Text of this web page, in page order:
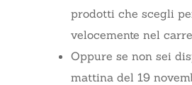
prodotti che scegli
velocemente nel
Oppure se non sei
mattina del 19